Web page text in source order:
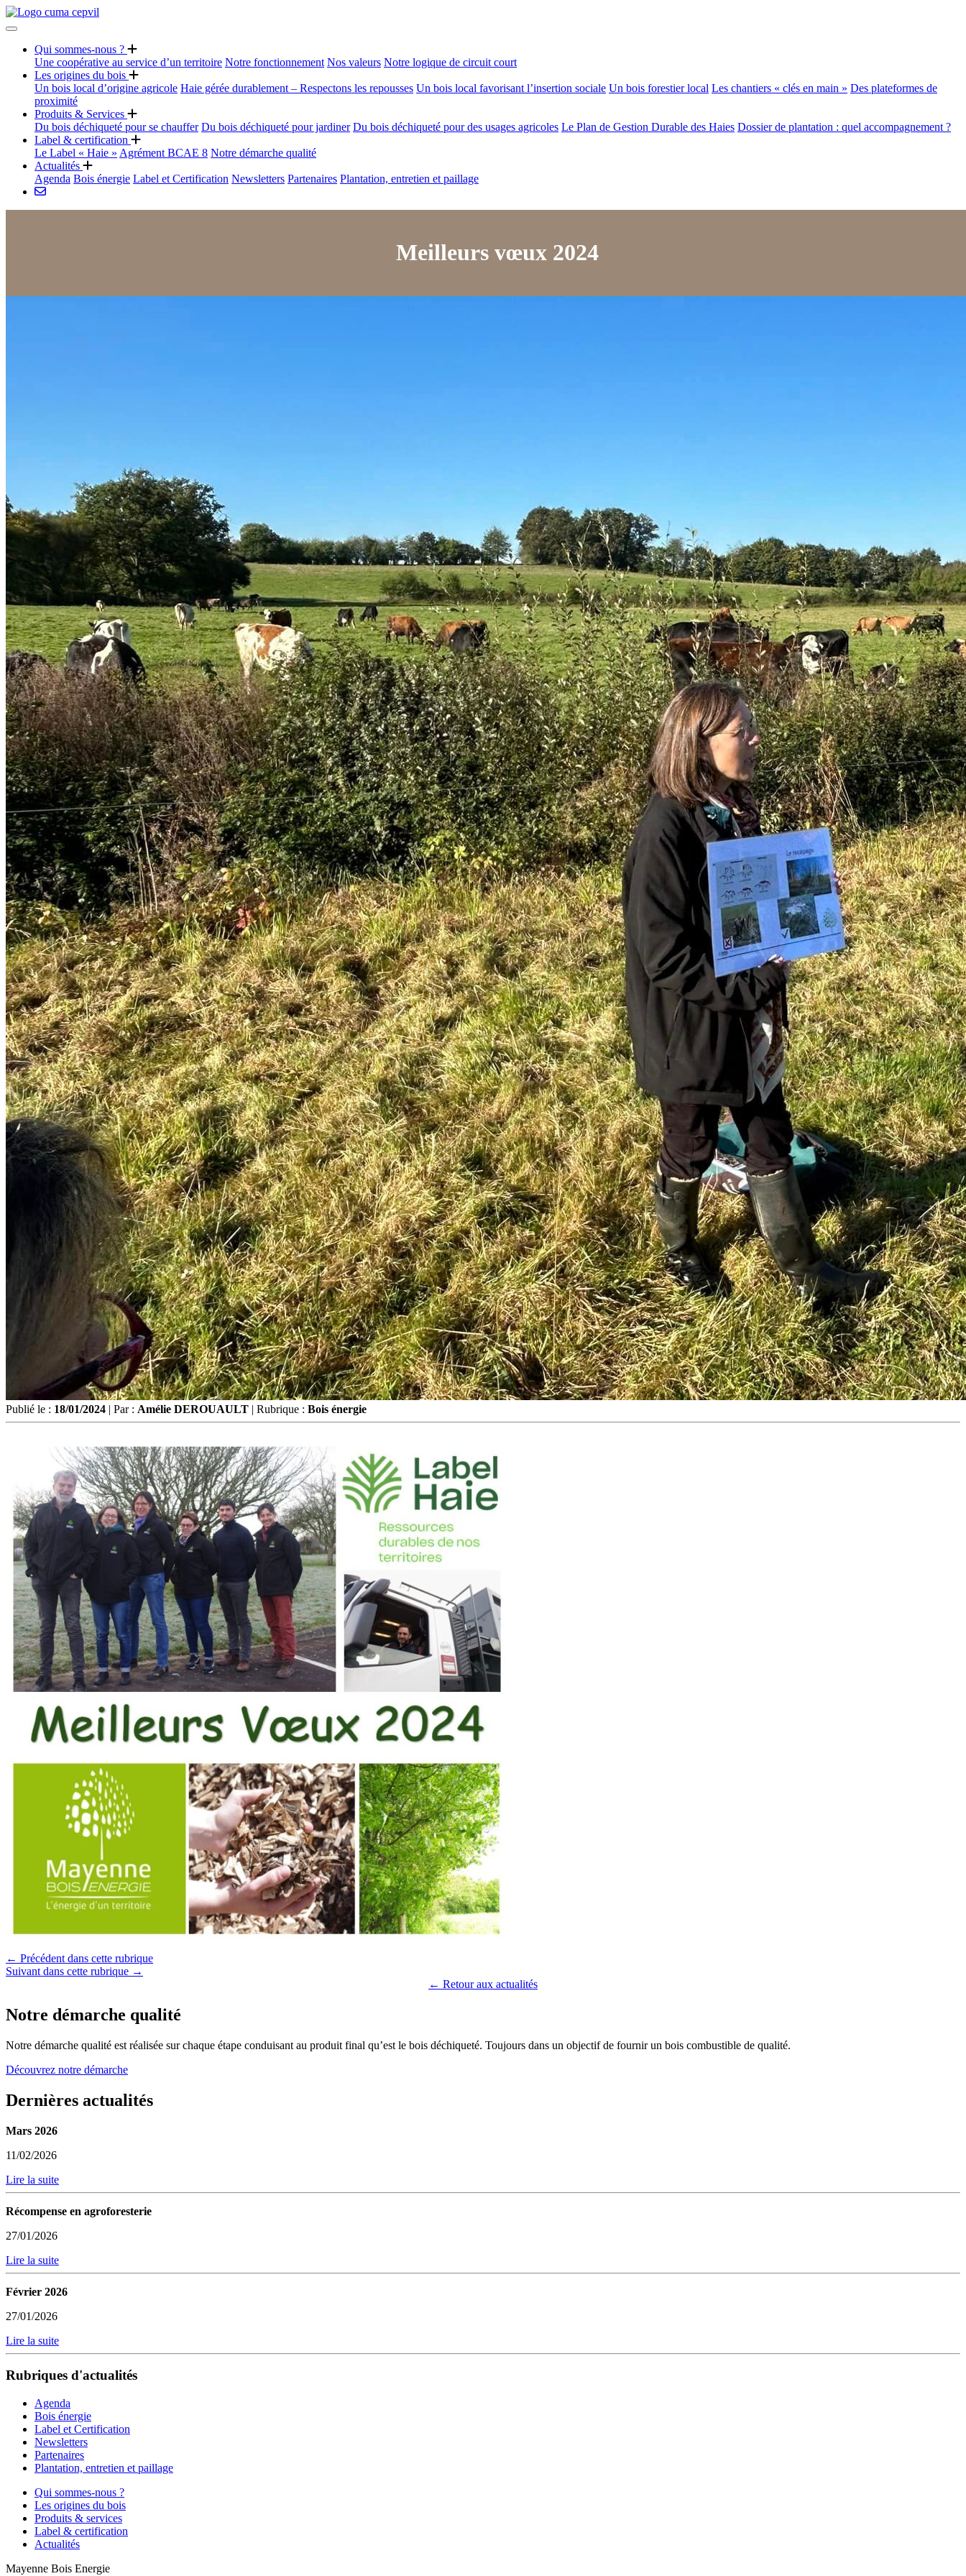
Qui sommes-nous ?
Une coopérative au service d’un territoire Notre fonctionnement Nos valeurs Notre logique de circuit court
Les origines du bois
Un bois local d’origine agricole Haie gérée durablement – Respectons les repousses Un bois local favorisant l’insertion sociale Un bois forestier local Les chantiers « clés en main » Des plateformes de
proximité
Produits & Services
Du bois déchiqueté pour se chauffer Du bois déchiqueté pour jardiner Du bois déchiqueté pour des usages agricoles Le Plan de Gestion Durable des Haies Dossier de plantation : quel accompagnement ?
Label & certification
Le Label « Haie » Agrément BCAE 8 Notre démarche qualité
Actualités
Agenda Bois énergie Label et Certification Newsletters Partenaires Plantation, entretien et paillage
Meilleurs vœux 2024
Publié le : 18/01/2024 | Par : Amélie DEROUAULT | Rubrique : Bois énergie
← Précédent dans cette rubrique
Suivant dans cette rubrique →
← Retour aux actualités
Notre démarche qualité
Notre démarche qualité est réalisée sur chaque étape conduisant au produit final qu’est le bois déchiqueté. Toujours dans un objectif de fournir un bois combustible de qualité.
Découvrez notre démarche
Dernières actualités
Mars 2026
11/02/2026
Lire la suite
Récompense en agroforesterie
27/01/2026
Lire la suite
Février 2026
27/01/2026
Lire la suite
Rubriques d'actualités
Agenda
Bois énergie
Label et Certification
Newsletters
Partenaires
Plantation, entretien et paillage
Qui sommes-nous ?
Les origines du bois
Produits & services
Label & certification
Actualités
Mayenne Bois Energie